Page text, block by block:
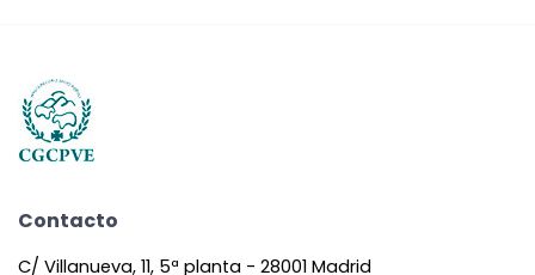
Contacto
C/ Villanueva, 11, 5ª planta - 28001 Madrid